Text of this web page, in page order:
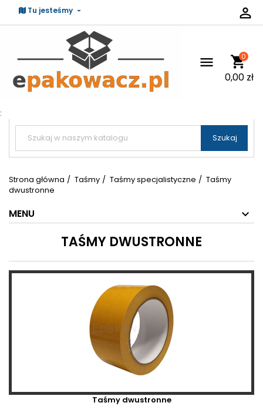
Tu jesteśmy 
 shopping_cart
0
0,00 zł
:

 Szukaj
Strona główna Taśmy Taśmy specjalistyczne
Taśmy
dwustronne
MENU
TAŚMY DWUSTRONNE
Taśmy dwustronne